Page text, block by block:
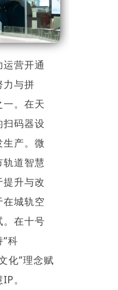
营开通
力与拼
。在天
码器设
产。微
道智慧
升与改
城轨空
。在十号
科
化”理念赋
。